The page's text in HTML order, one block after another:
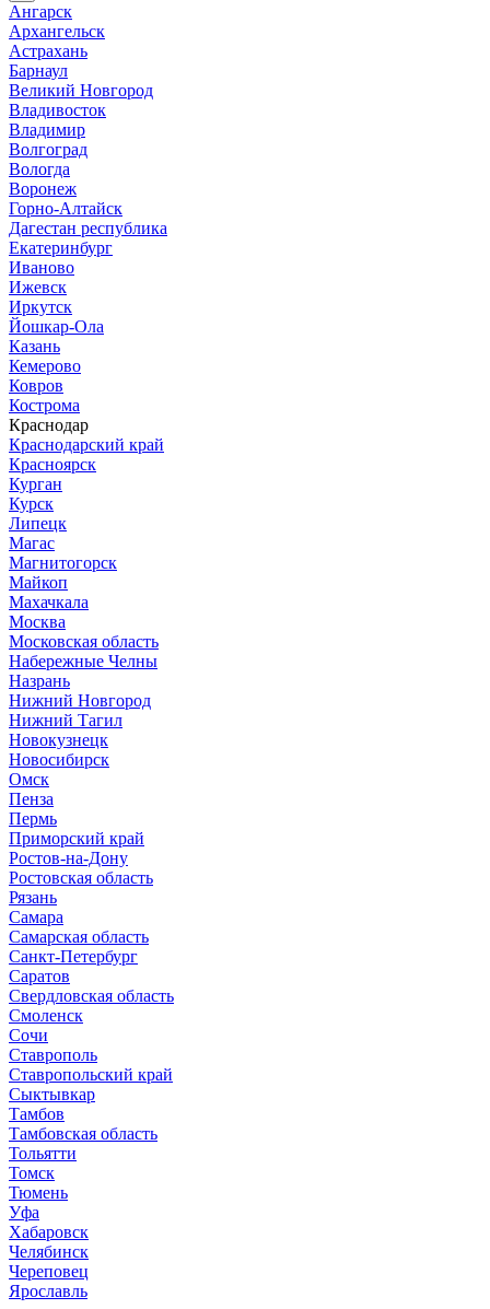
Ангарск
Архангельск
Астрахань
Барнаул
Великий Новгород
Владивосток
Владимир
Волгоград
Вологда
Воронеж
Горно-Алтайск
Дагестан республика
Екатеринбург
Иваново
Ижевск
Иркутск
Йошкар-Ола
Казань
Кемерово
Ковров
Кострома
Краснодар
Краснодарский край
Красноярск
Курган
Курск
Липецк
Магас
Магнитогорск
Майкоп
Махачкала
Москва
Московская область
Набережные Челны
Назрань
Нижний Новгород
Нижний Тагил
Новокузнецк
Новосибирск
Омск
Пенза
Пермь
Приморский край
Ростов-на-Дону
Ростовская область
Рязань
Самара
Самарская область
Санкт-Петербург
Саратов
Свердловская область
Смоленск
Сочи
Ставрополь
Ставропольский край
Сыктывкар
Тамбов
Тамбовская область
Тольятти
Томск
Тюмень
Уфа
Хабаровск
Челябинск
Череповец
Ярославль